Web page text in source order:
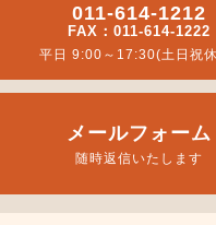
011-614-1212
FAX：011-614-1222
平日 9:00～17:30(土日祝
メールフォーム
随時返信いたします